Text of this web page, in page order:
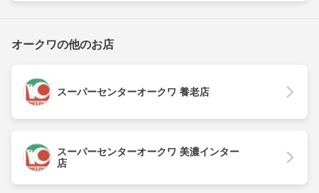
オークワの他のお店
スーパーセンターオークワ 養老店
スーパーセンターオークワ 美濃インター
店